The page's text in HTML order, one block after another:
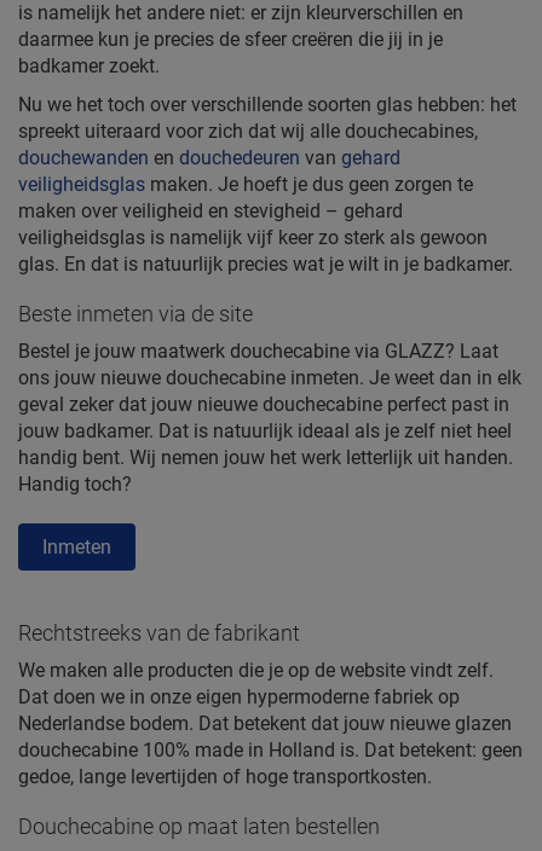
is namelijk het andere niet: er zijn kleurverschillen en
daarmee kun je precies de sfeer creëren die jij in je
badkamer zoekt.
Nu we het toch over verschillende soorten glas hebben: het
spreekt uiteraard voor zich dat wij alle douchecabines,
douchewanden en douchedeuren van gehard
veiligheidsglas maken. Je hoeft je dus geen zorgen te
maken over veiligheid en stevigheid – gehard
veiligheidsglas is namelijk vijf keer zo sterk als gewoon
glas. En dat is natuurlijk precies wat je wilt in je badkamer.
Beste inmeten via de site
Bestel je jouw maatwerk douchecabine via GLAZZ? Laat
ons jouw nieuwe douchecabine inmeten. Je weet dan in elk
geval zeker dat jouw nieuwe douchecabine perfect past in
jouw badkamer. Dat is natuurlijk ideaal als je zelf niet heel
handig bent. Wij nemen jouw het werk letterlijk uit handen.
Handig toch?
Inmeten
Rechtstreeks van de fabrikant
We maken alle producten die je op de website vindt zelf.
Dat doen we in onze eigen hypermoderne fabriek op
Nederlandse bodem. Dat betekent dat jouw nieuwe glazen
douchecabine 100% made in Holland is. Dat betekent: geen
gedoe, lange levertijden of hoge transportkosten.
Douchecabine op maat laten bestellen